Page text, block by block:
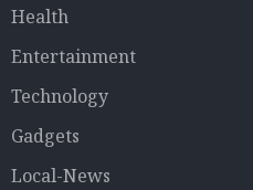
Health
Entertainment
Technology
Gadgets
Local-News